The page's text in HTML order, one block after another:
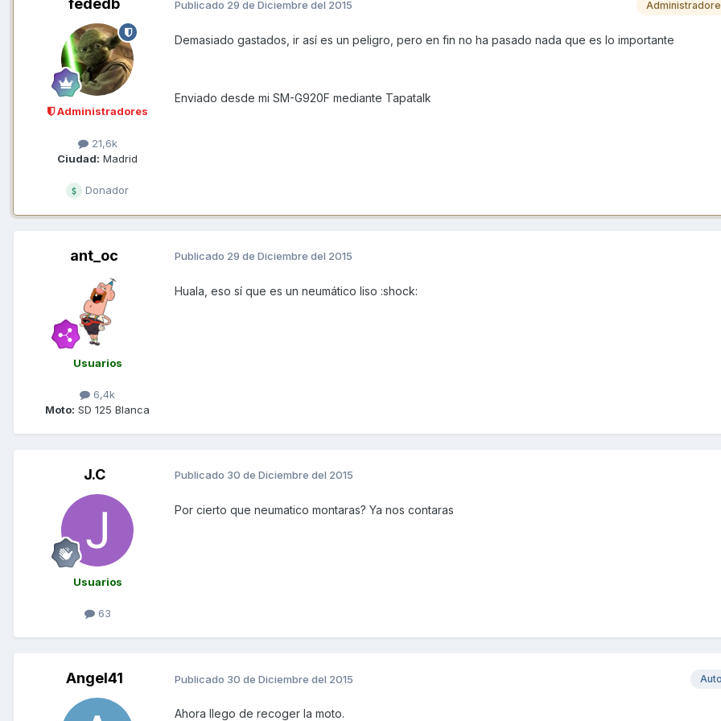
fededb
Administradores
21,6k
Ciudad: Madrid
Donador
Publicado 29 de Diciembre del 2015
Demasiado gastados, ir así es un peligro, pero en fin no ha pasado nada que es lo importante
Enviado desde mi SM-G920F mediante Tapatalk
ant_oc
Usuarios
6,4k
Moto: SD 125 Blanca
Publicado 29 de Diciembre del 2015
Huala, eso sí que es un neumático liso :shock:
J.C
Usuarios
63
Publicado 30 de Diciembre del 2015
Por cierto que neumatico montaras? Ya nos contaras
Angel41 Publicado 30 de Diciembre del 2015
Ahora llego de recoger la moto.